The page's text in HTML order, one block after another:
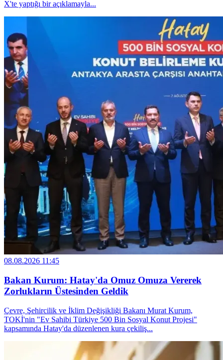
X'te yaptığı bir açıklamayla...
08.08.2026 11:45
Bakan Kurum: Hatay'da Omuz Omuza Vererek
Zorlukların Üstesinden Geldik
Çevre, Şehircilik ve İklim Değişikliği Bakanı Murat Kurum,
TOKİ'nin "Ev Sahibi Türkiye 500 Bin Sosyal Konut Projesi"
kapsamında Hatay'da düzenlenen kura çekiliş...